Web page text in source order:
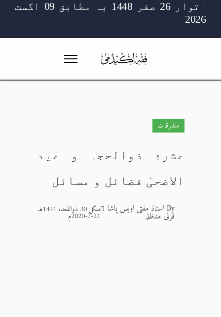
اتوار 26 صفر 1448 بہ مطابق 09 اگست
2026
متفرقات
عشرۂ ذوالحجہ و عید
الاضحیٰ فضائل و مسائل
Byاستاذ مفتی اویس پاشا
قرنی مدظلہ
منگل 30 ذوالقعدہ 1441هـ
21-7-2020م